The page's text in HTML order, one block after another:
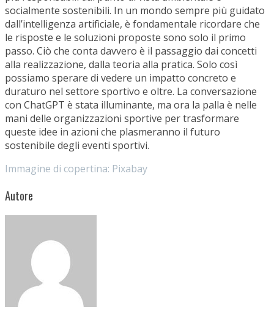
socialmente sostenibili. In un mondo sempre più guidato
dall’intelligenza artificiale, è fondamentale ricordare che
le risposte e le soluzioni proposte sono solo il primo
passo. Ciò che conta davvero è il passaggio dai concetti
alla realizzazione, dalla teoria alla pratica. Solo così
possiamo sperare di vedere un impatto concreto e
duraturo nel settore sportivo e oltre. La conversazione
con ChatGPT è stata illuminante, ma ora la palla è nelle
mani delle organizzazioni sportive per trasformare
queste idee in azioni che plasmeranno il futuro
sostenibile degli eventi sportivi.
Immagine di copertina: Pixabay
Autore